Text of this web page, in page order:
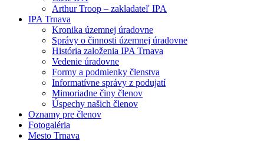
Arthur Troop – zakladateľ IPA
IPA Trnava
Kronika územnej úradovne
Správy o činnosti územnej úradovne
História založenia IPA Trnava
Vedenie úradovne
Formy a podmienky členstva
Informatívne správy z podujatí
Mimoriadne činy členov
Úspechy našich členov
Oznamy pre členov
Fotogaléria
Mesto Trnava